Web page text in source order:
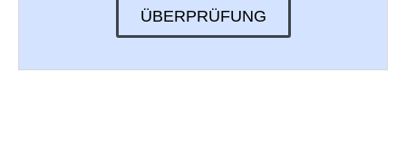
ÜBERPRÜFUNG